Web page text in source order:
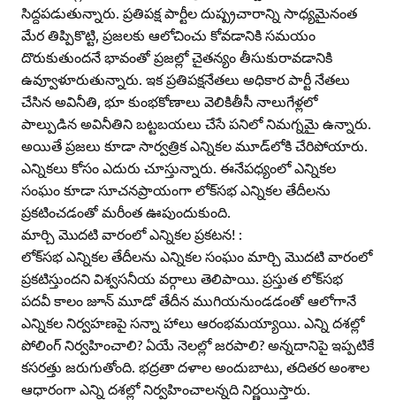
సిద్దపడుతున్నారు. ప్రతిపక్ష పార్టీల దుష్ప్రచారాన్ని సాధ్యమైనంత
మేర తిప్పికొట్టి, ప్రజలకు ఆలోచించు కోవడానికి సమయం
దొరుకుతుందనే భావంతో ప్రజల్లో చైతన్యం తీసుకురావడానికి
ఉవ్వూళూరుతున్నారు. ఇక ప్రతిపక్షనేతలు అధికార పార్టీ నేతలు
చేసిన అవినీతి, భూ కుంభకోణాలు వెలికితీసీ నాలుగేళ్లలో
పాల్పుడిన అవినీతిని బట్టబయలు చేసే పనిలో నిమగ్నమై ఉన్నారు.
అయితే ప్రజలు కూడా సార్వత్రిక ఎన్నికల మూడ్‌లోకి చేరిపోయారు.
ఎన్నికలు కోసం ఎదురు చూస్తున్నారు. ఈనేపధ్యంలో ఎన్నికల
సంఘం కూడా సూచనప్రాయంగా లోక్‌సభ ఎన్నికల తేదీలను
ప్రకటించడంతో మరీంత ఊపుందుకుంది.
మార్చి మొదటి వారంలో ఎన్నికల ప్రకటన! :
లోక్‌సభ ఎన్నికల తేదీలను ఎన్నికల సంఘం మార్చి మొదటి వారంలో
ప్రకటిస్తుందని విశ్వసనీయ వర్గాలు తెలిపాయి. ప్రస్తుత లోక్‌సభ
పదవీ కాలం జూన్‌ మూడో తేదీన ముగియనుండడంతో ఆలోగానే
ఎన్నికల నిర్వహణపై సన్నా హాలు ఆరంభమయ్యాయి. ఎన్ని దశల్లో
పోలింగ్‌ నిర్వహించాలి? ఏయే నెలల్లో జరపాలి? అన్నదానిపై ఇప్పటికే
కసరత్తు జరుగుతోంది. భద్రతా దళాల అందుబాటు, తదితర అంశాల
ఆధారంగా ఎన్ని దశల్లో నిర్వహించాలన్నది నిర్ణయిస్తారు.